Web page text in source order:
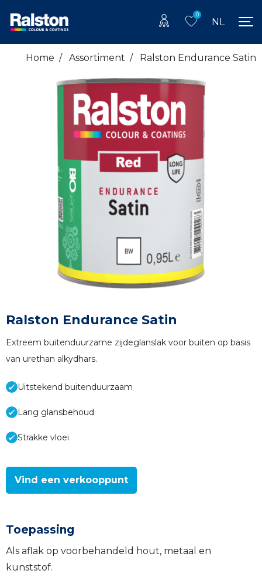
0
NL
Home / Assortiment / Ralston Endurance Satin
Ralston Endurance Satin
Extreem buitenduurzame zijdeglanslak voor buiten op basis
van urethan alkydhars.
Uitstekend buitenduurzaam
Lang glansbehoud
Strakke vloei
Vind een verkooppunt
Toepassing
Als aflak op voorbehandeld hout, metaal en
kunststof.